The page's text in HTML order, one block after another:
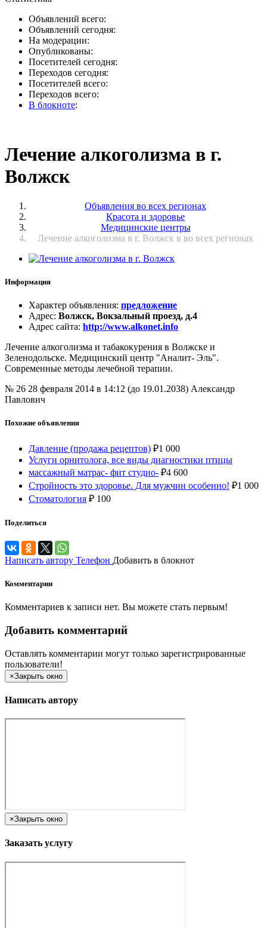
Объявлений всего:
Объявлений сегодня:
На модерации:
Опубликованы:
Посетителей сегодня:
Переходов сегодня:
Посетителей всего:
Переходов всего:
В блокноте:
Лечение алкоголизма в г.
Волжск
Объявления во всех регионах
Красота и здоровье
Медицинские центры
Лечение алкоголизма в г. Волжск в во всех регионах
Информация
Характер объявления: предложение
Адрес: Волжск, Вокзальный проезд, д.4
Адрес сайта: http://www.alkonet.info
Лечение алкоголизма и табакокурения в Волжске и
Зеленодольске. Медицинский центр "Аналит- Эль".
Современные методы лечебной терапии.
№ 26 28 февраля 2014 в 14:12 (до 19.01.2038) Александр
Павлович
Похожие объявления
Давление (продажа рецептов) ₽1 000
Услуги орнитолога, все виды диагностики птицы
массажный матрас- фит студио- ₽4 600
Стройность это здоровье. Для мужчин особенно! ₽1 000
Стоматология ₽ 100
Поделиться
Написать автору Телефон Добавить в блокнот
Комментарии
Комментариев к записи нет. Вы можете стать первым!
Добавить комментарий
Оставлять комментарии могут только зарегистрированные
пользователи!
×Закрыть окно
Написать автору
×Закрыть окно
Заказать услугу